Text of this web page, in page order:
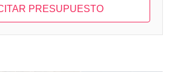
PRESUPUESTO